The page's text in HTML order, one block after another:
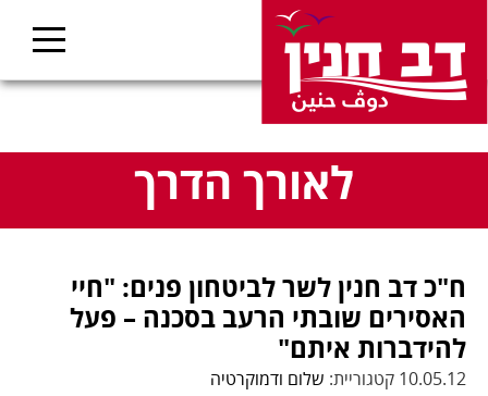
לאורך הדרך
ח"כ דב חנין לשר לביטחון פנים: "חיי
האסירים שובתי הרעב בסכנה – פעל
להידברות איתם"
10.05.12 קטגוריית:
שלום ודמוקרטיה